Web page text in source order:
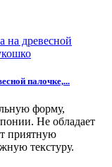
палочке,...
форму,
Не обладает
приятную
текстуру.